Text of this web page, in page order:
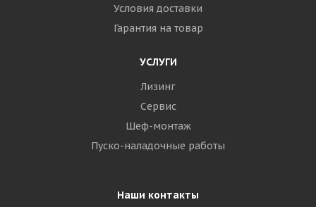
Условия доставки
Гарантия на товар
УСЛУГИ
Лизинг
Сервис
Шеф-монтаж
Пуско-наладочные работы
Наши контакты